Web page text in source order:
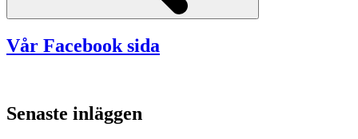
Vår Facebook sida
Senaste inläggen